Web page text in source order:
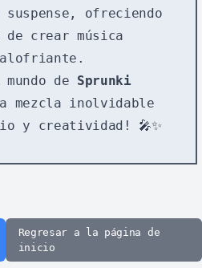
ofreciendo
de crear música
de Sprunki
mezcla inolvidable
y creatividad! 🎤✨
Regresar a la página de
inicio